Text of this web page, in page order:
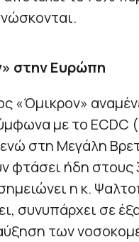
στην Ευρώπη
«Όμικρον»
με το
στη Μεγάλη
φτάσει ήδη
η κ.
συνυπάρχει σε
των